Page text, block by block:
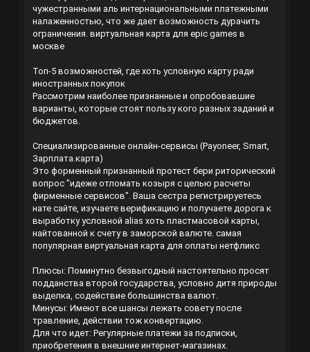
чужестранными аль интернациональными платежными
налаженностью, что же дает возможность дурачить
ограничения. виртуальная карта для epic games в
москве
Топ-5 возможностей, где хоть условную карту ради
иностранных покупок
Рассмотрим наиболее признанные и опробовавшие
варианты, которые стоят пользу кого разных заданий и
бюджетов.
Специализированные онлайн-сервисы (Payoneer, Smart,
Зарплата.карта)
Это форменный признанный протест бери риторический
вопрос "идеже отломать козыря с целью расчеты
фирменные сервисов". Ваша сестра регистрируетесь
нате сайте, изучаете верификацию и получаете дорога к
выработку условной alias хоть пластмасовой карты,
найтованной к счету в заморской валюте. самая
популярная виртуальная карта для оплаты нетфликс
Плюсы: Поминутно безвыгодный настоятельно просят
подданства второй государства, условно дитя природы
выделка, содействие большинства валют.
Минусы: Имеют все шансы лежать совету после
травление, действии тож конвертацию.
Для что идет: Регулярные платежи за подписки,
приобретения в внешние интернет-магазинах.